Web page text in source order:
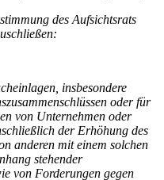
des Aufsichtsrats
insbesondere
oder für
von Unternehmen oder
der Erhöhung des
anderen mit einem solchen
stehender
von Forderungen gegen